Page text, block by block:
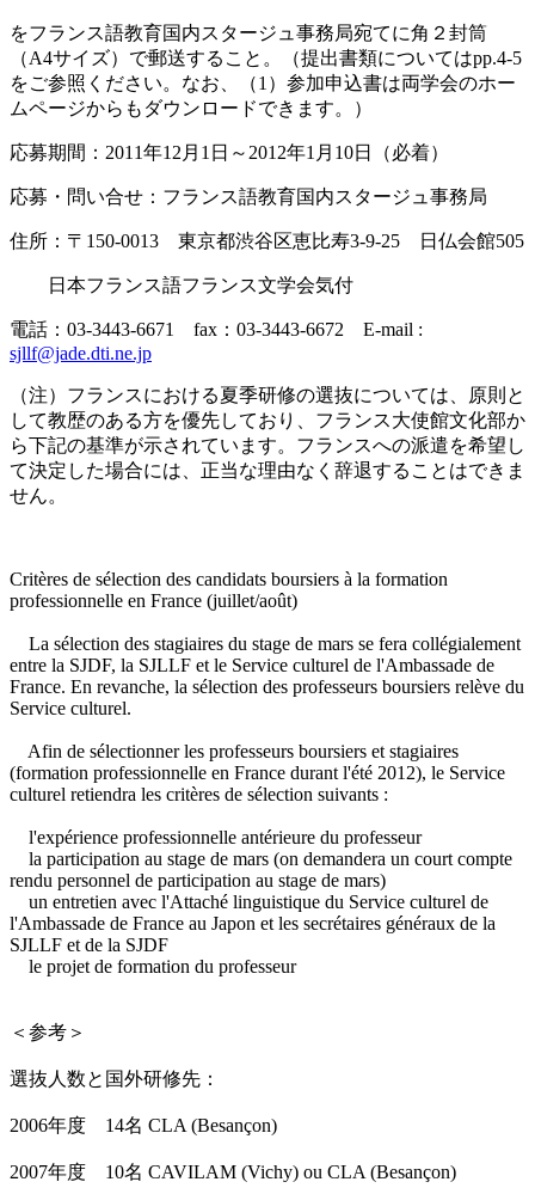
をフランス語教育国内スタージュ事務局宛てに角２封筒
（A4サイズ）で郵送すること。（提出書類についてはpp.4-5
をご参照ください。なお、（1）参加申込書は両学会のホー
ムページからもダウンロードできます。）
応募期間：2011年12月1日～2012年1月10日（必着）
応募・問い合せ：フランス語教育国内スタージュ事務局
住所：〒150-0013 東京都渋谷区恵比寿3-9-25 日仏会館505
日本フランス語フランス文学会気付
電話：03-3443-6671 fax：03-3443-6672 E-mail :
sjllf@jade.dti.ne.jp
（注）フランスにおける夏季研修の選抜については、原則と
して教歴のある方を優先しており、フランス大使館文化部か
ら下記の基準が示されています。フランスへの派遣を希望し
て決定した場合には、正当な理由なく辞退することはできま
せん。
Critères de sélection des candidats boursiers à la formation
professionnelle en France (juillet/août)
La sélection des stagiaires du stage de mars se fera collégialement
entre la SJDF, la SJLLF et le Service culturel de l'Ambassade de
France. En revanche, la sélection des professeurs boursiers relève du
Service culturel.
Afin de sélectionner les professeurs boursiers et stagiaires
(formation professionnelle en France durant l'été 2012), le Service
culturel retiendra les critères de sélection suivants :
l'expérience professionnelle antérieure du professeur
la participation au stage de mars (on demandera un court compte
rendu personnel de participation au stage de mars)
un entretien avec l'Attaché linguistique du Service culturel de
l'Ambassade de France au Japon et les secrétaires généraux de la
SJLLF et de la SJDF
le projet de formation du professeur
＜参考＞
選抜人数と国外研修先：
2006年度 14名 CLA (Besançon)
2007年度 10名 CAVILAM (Vichy) ou CLA (Besançon)